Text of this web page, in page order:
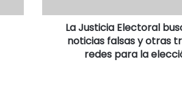
La Justicia Electoral
noticias falsas y otras
redes para la